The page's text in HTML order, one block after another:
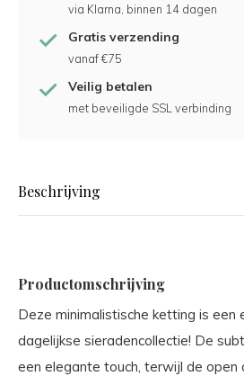
via Klarna, binnen 14 dagen
Gratis verzending
vanaf €75
Veilig betalen
met beveiligde SSL verbinding
Beschrijving
Productomschrijving
Deze minimalistische ketting is een
dagelijkse sieradencollectie! De
een elegante touch, terwijl de open